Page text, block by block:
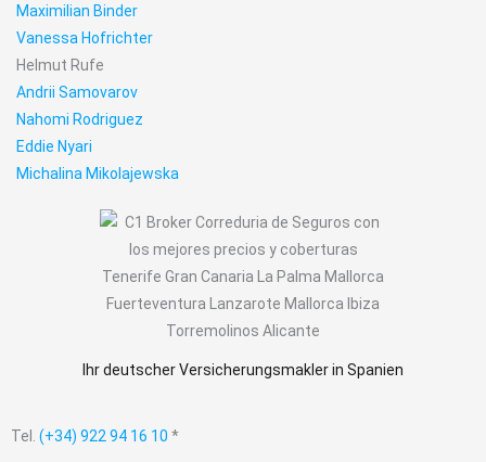
Maximilian Binder
Vanessa Hofrichter
Helmut Rufe
Andrii Samovarov
Nahomi Rodriguez
Eddie Nyari
Michalina Mikolajewska
Ihr deutscher Versicherungsmakler in Spanien
Tel. (+34) 922 94 16 10 *